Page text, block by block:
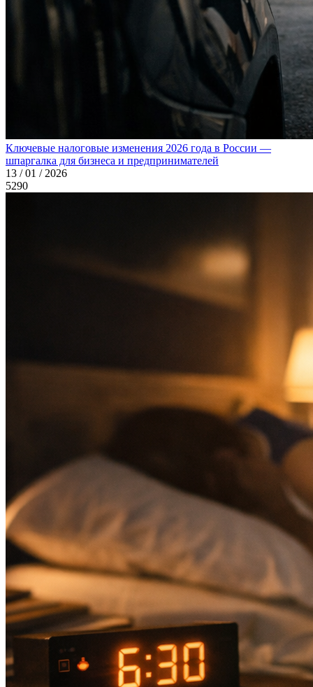
Ключевые налоговые изменения 2026 года в России —
шпаргалка для бизнеса и предпринимателей
13 / 01 / 2026
5290